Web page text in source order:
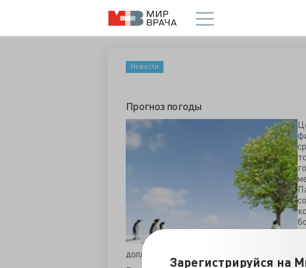
Зарегистрируйся на
Новости
Прогноз погоды
долларов, иначе природа обрушит на